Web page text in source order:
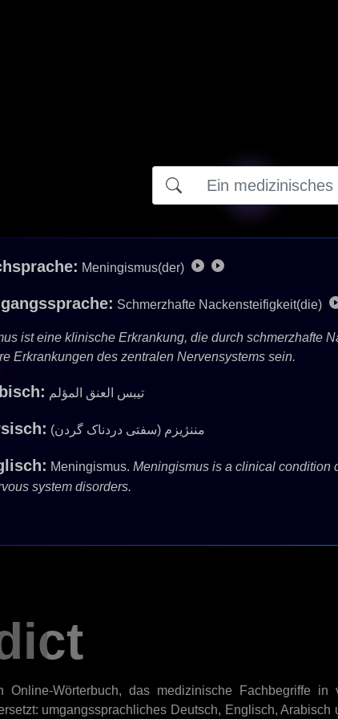
Meningismus(der)
Schmerzhafte Nackensteifigkeit(die)
ist eine klinische Erkrankung, die durch schmerzhafte
Erkrankungen des zentralen Nervensystems sein.
تيبس العنق المؤلم
مننژیزم (سفتی دردناک گردن)
Meningismus. Meningismus is a clinical condition
system disorders.
Online-Wörterbuch, das medizinische Fachbegriffe in
umgangssprachliches Deutsch, Englisch, Arabisch